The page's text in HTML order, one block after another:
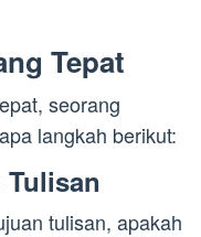
Tepat
seorang
langkah berikut:
tulisan, apakah